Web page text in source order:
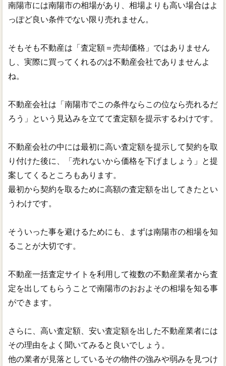
南陽市には南陽市の相場があり、相場よりも高い場合はよ
っぽど良い条件でない限り売れません。
そもそも不動産は「査定額＝売却価格」ではありません
し、実際に買ってくれるのは不動産会社でありませんよ
ね。
不動産会社は「南陽市でこの条件ならこの位なら売れるだ
ろう」という見込みを立てて査定額を提示するわけです。
不動産会社の中には最初に高い査定額を提示して契約を取
り付けた後に、「売れないから価格を下げましょう」と提
案してくるところもあります。
最初から契約を取るために高額の査定額を出してきたとい
うわけです。
そういった事を避けるためにも、まずは南陽市の相場を知
ることが大切です。
不動産一括査定サイトを利用して複数の不動産業者から査
定を出してもらうことで南陽市のおおよその相場を知る事
ができます。
さらに、高い査定額、安い査定額を出した不動産業者には
その理由をよく聞いてみると良いでしょう。
他の業者が見落としているその物件の強みや弱みを見つけ